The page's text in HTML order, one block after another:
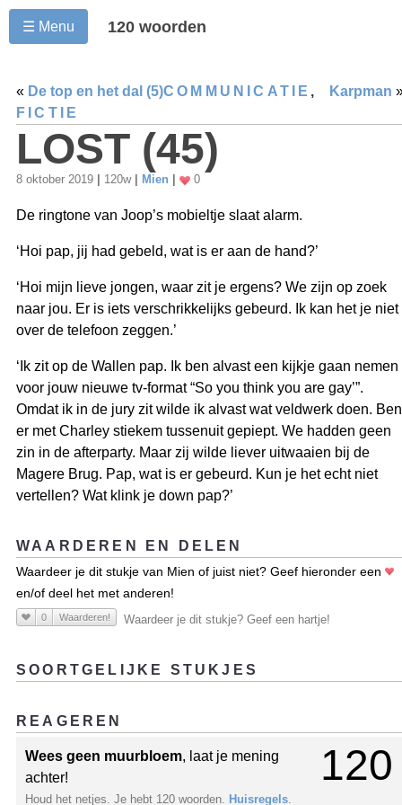
☰ Menu 120 woorden
« De top en het dal (5) Karpman
COMMUNICATIE ,
FICTIE
LOST (45)
8 oktober 2019 120w Mien 0
De ringtone van Joop’s mobieltje slaat alarm.
‘Hoi pap, jij had gebeld, wat is er aan de hand?’
‘Hoi mijn lieve jongen, waar zit je ergens? We zijn op zoek
naar jou. Er is iets verschrikkelijks gebeurd. Ik kan het je niet
over de telefoon zeggen.’
‘Ik zit op de Wallen pap. Ik ben alvast een kijkje gaan nemen
voor jouw nieuwe tv-format “So you think you are gay’”.
Omdat ik in de jury zit wilde ik alvast wat veldwerk doen. Ben
er met Charley stiekem tussenuit gepiept. We hadden geen
zin in de afterparty. Maar zij wilde liever uitwaaien bij de
Magere Brug. Pap, wat is er gebeurd. Kun je het echt niet
vertellen? Wat klink je down pap?’
WAARDEREN EN DELEN
Waardeer je dit stukje van Mien of juist niet? Geef hieronder een
en/of deel het met anderen!
0 Waarderen! Waardeer je dit stukje? Geef een hartje!
SOORTGELIJKE STUKJES
REAGEREN
120
Wees geen muurbloem, laat je mening
achter!
Houd het netjes. Je hebt 120 woorden. Huisregels